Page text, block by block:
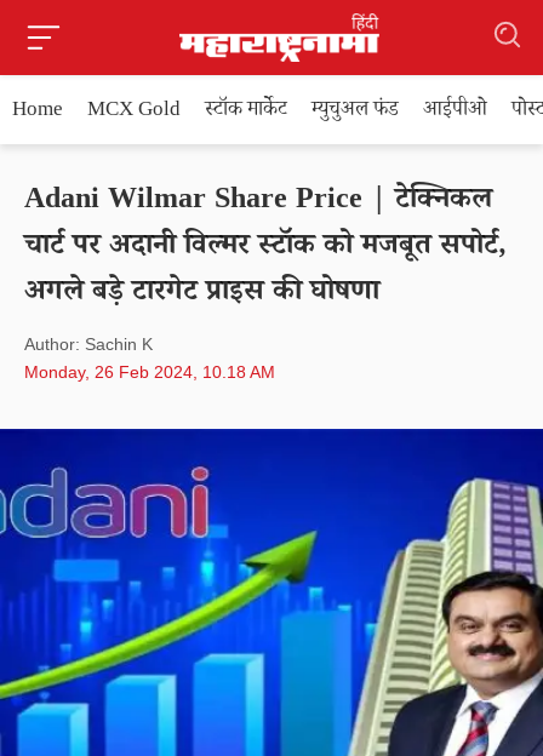
Home MCX Gold स्टॉक मार्केट म्युचुअल फंड आईपीओ
Adani Wilmar Share Price | टेक्निकल
चार्ट पर अदानी विल्मर स्टॉक को मजबूत सपोर्ट,
अगले बड़े टारगेट प्राइस की घोषणा
Author: Sachin K
Monday, 26 Feb 2024, 10.18 AM